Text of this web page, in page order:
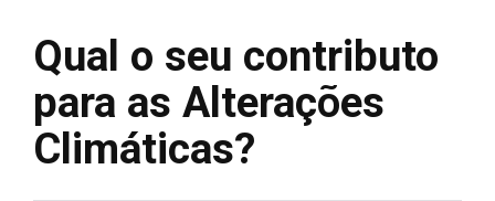
Qual o seu contributo
para as Alterações
Climáticas?